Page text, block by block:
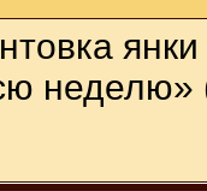
неделю»